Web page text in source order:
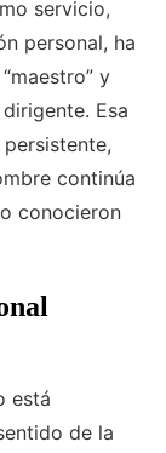
servicio,
personal, ha
y
Esa
continúa
conocieron
está
de la